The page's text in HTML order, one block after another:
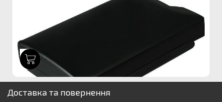
Доставка та повернення